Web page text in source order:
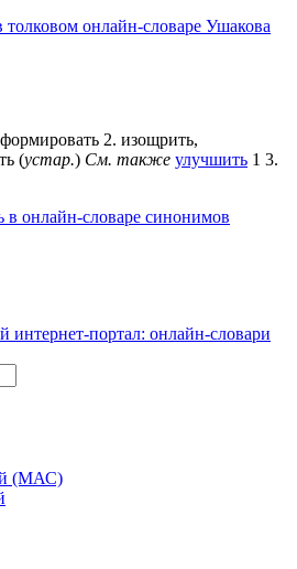
толковом онлайн-словаре Ушакова
2. изощрить,
(устар.) См. также улучшить 1 3.
в онлайн-словаре синонимов
интернет-портал: онлайн-словари
(МАС)